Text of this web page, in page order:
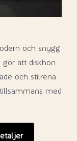
och snygg
gör att diskhon
och stilrena
med